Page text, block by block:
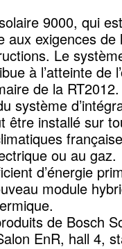
9000, qui
aux exigences de
Le
à l’atteinte de
de la
système
être installé sur
ou au
d’énergie
module
de Bosch
EnR, hall 4,